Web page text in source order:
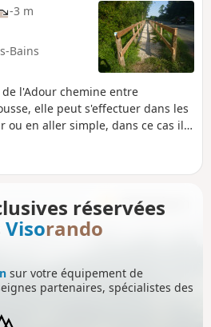
-3 m
Bains
l'Adour chemine entre
elle peut s'effectuer dans les
ou en aller simple, dans ce cas il
réservées
Visorando
sur votre équipement de
partenaires, spécialistes des